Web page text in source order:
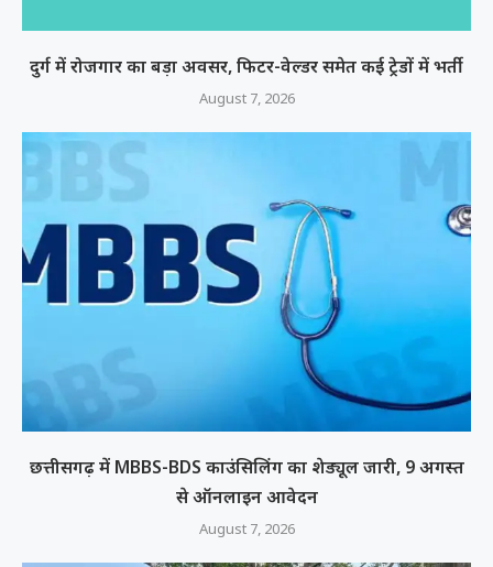
दुर्ग में रोजगार का बड़ा अवसर, फिटर-वेल्डर समेत कई ट्रेडों में भर्ती
August 7, 2026
छत्तीसगढ़ में MBBS-BDS काउंसिलिंग का शेड्यूल जारी, 9 अगस्त
से ऑनलाइन आवेदन
August 7, 2026